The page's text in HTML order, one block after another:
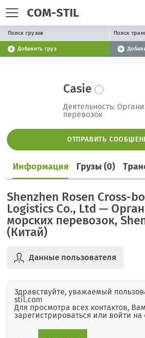
COM-STIL
Поиск грузов Поиск
Добавить груз
Casie
Деятельность:
перевозок
ОТПРАВИТЬ
Информация Грузы (0)
Shenzhen Rosen Cross-
Logistics Co., Ltd —
морских перевозок,
(Китай)
Данные пользователя
Здравствуйте, уважаемый
stil.com
Для просмотра всех контактов,
зарегистрироваться или войти на